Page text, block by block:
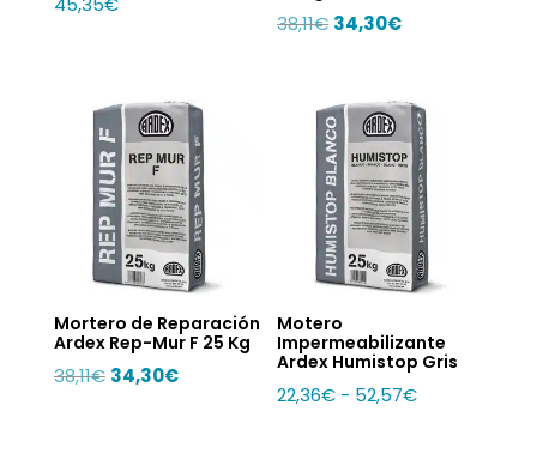
38,11€ El
era:
38,11€.
34,30€El
es:
34,30€.
Mortero de Reparación
Ardex Rep-Mur F 25 Kg
38,11€ El
34,30€El
Motero
Impermeabilizante
Ardex Humistop Gris
22,36€ - 52,57€Rango